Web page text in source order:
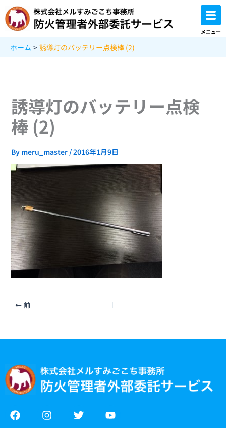
容
を
メニュー
ホーム 誘導灯のバッテリー点検棒 (2)
誘導灯のバッテリー点検
棒 (2)
By meru_master /2016年1月9日
前
F
a
I
n
T
w
Y
o